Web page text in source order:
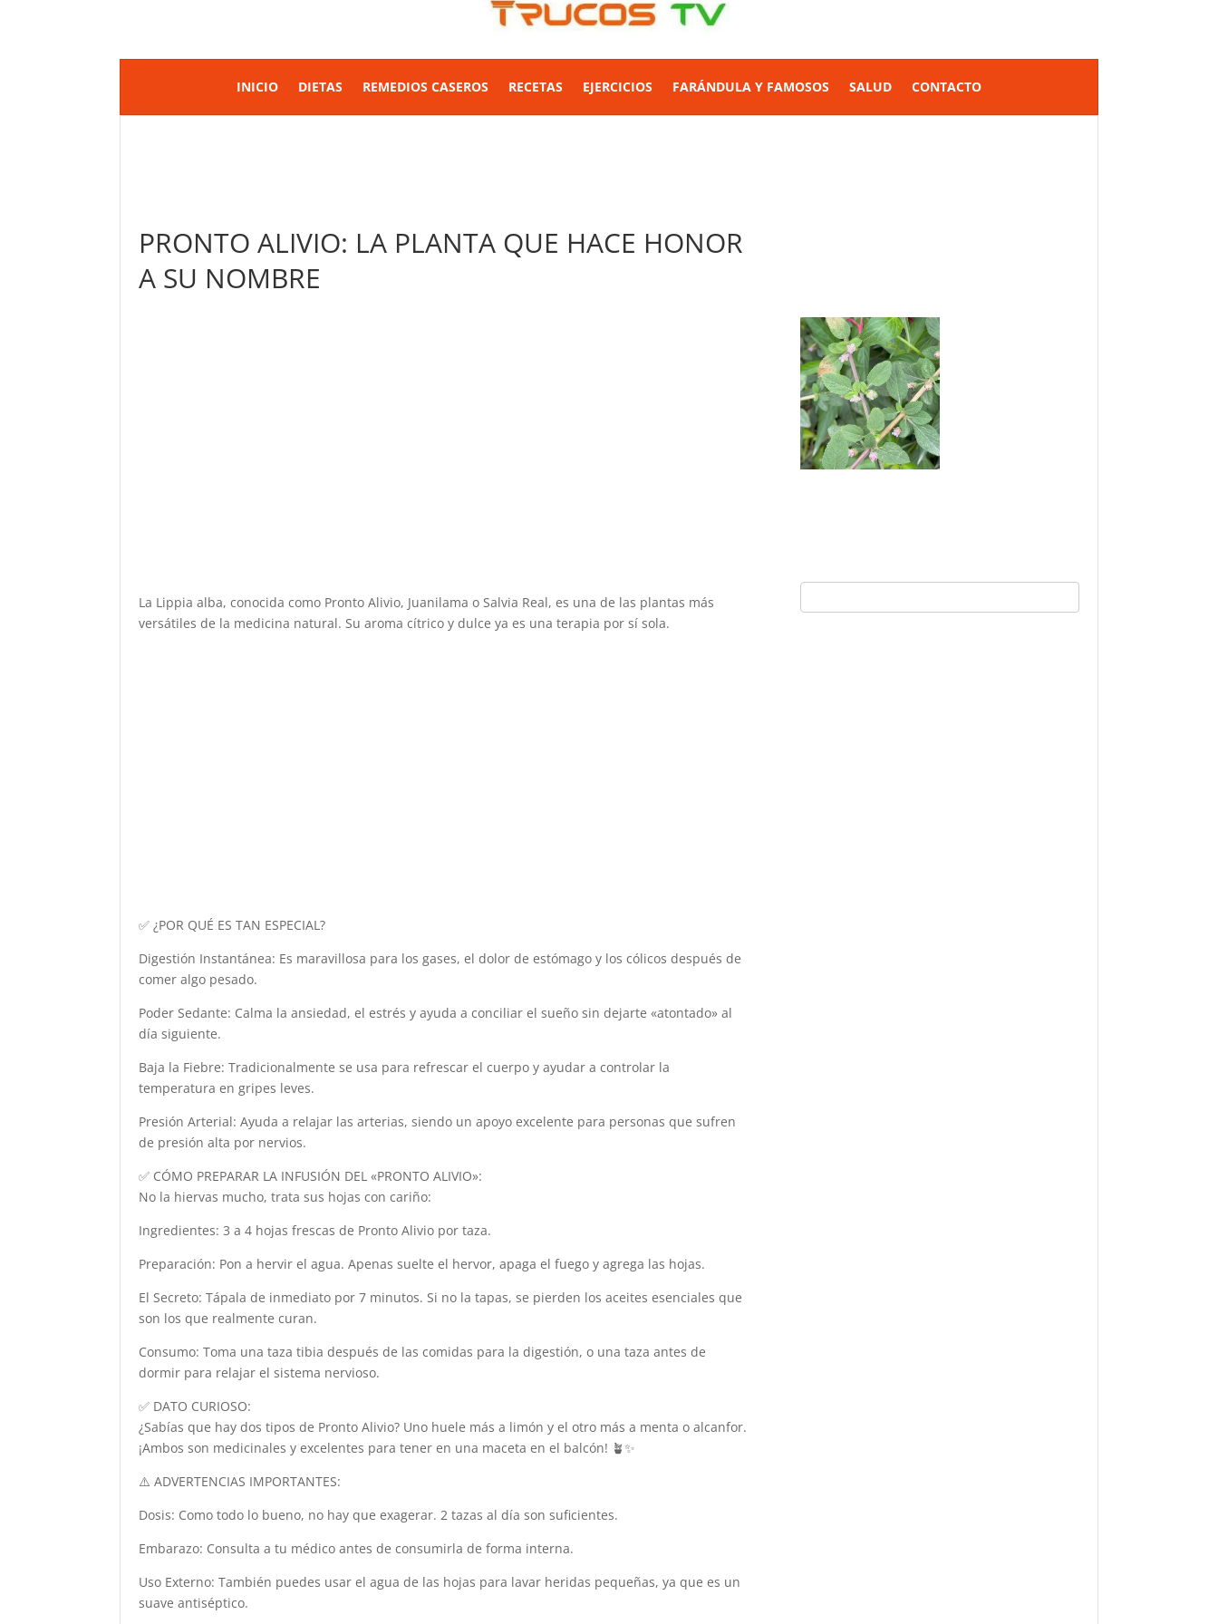
INICIO DIETAS REMEDIOS CASEROS RECETAS EJERCICIOS FARÁNDULA Y FAMOSOS SALUD CONTACTO
PRONTO ALIVIO: LA PLANTA QUE HACE HONOR
A SU NOMBRE
La Lippia alba, conocida como Pronto Alivio, Juanilama o Salvia Real, es una de las plantas más
versátiles de la medicina natural. Su aroma cítrico y dulce ya es una terapia por sí sola.
✅ ¿POR QUÉ ES TAN ESPECIAL?
Digestión Instantánea: Es maravillosa para los gases, el dolor de estómago y los cólicos después de
comer algo pesado.
Poder Sedante: Calma la ansiedad, el estrés y ayuda a conciliar el sueño sin dejarte «atontado» al
día siguiente.
Baja la Fiebre: Tradicionalmente se usa para refrescar el cuerpo y ayudar a controlar la
temperatura en gripes leves.
Presión Arterial: Ayuda a relajar las arterias, siendo un apoyo excelente para personas que sufren
de presión alta por nervios.
✅ CÓMO PREPARAR LA INFUSIÓN DEL «PRONTO ALIVIO»:
No la hiervas mucho, trata sus hojas con cariño:
Ingredientes: 3 a 4 hojas frescas de Pronto Alivio por taza.
Preparación: Pon a hervir el agua. Apenas suelte el hervor, apaga el fuego y agrega las hojas.
El Secreto: Tápala de inmediato por 7 minutos. Si no la tapas, se pierden los aceites esenciales que
son los que realmente curan.
Consumo: Toma una taza tibia después de las comidas para la digestión, o una taza antes de
dormir para relajar el sistema nervioso.
✅ DATO CURIOSO:
¿Sabías que hay dos tipos de Pronto Alivio? Uno huele más a limón y el otro más a menta o alcanfor.
¡Ambos son medicinales y excelentes para tener en una maceta en el balcón! 🪴✨
⚠️ ADVERTENCIAS IMPORTANTES:
Dosis: Como todo lo bueno, no hay que exagerar. 2 tazas al día son suficientes.
Embarazo: Consulta a tu médico antes de consumirla de forma interna.
Uso Externo: También puedes usar el agua de las hojas para lavar heridas pequeñas, ya que es un
suave antiséptico.